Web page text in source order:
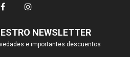
NEWSLETTER
e importantes descuentos